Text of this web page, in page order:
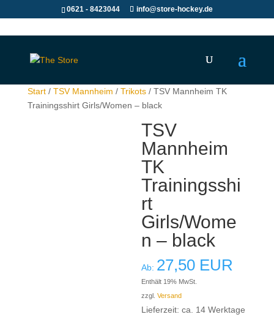
0621 - 8423044 info@store-hockey.de
Start/ TSV Mannheim / Trikots/ TSV Mannheim TK
Trainingsshirt Girls/Women – black
TSV
Mannheim
TK
Trainingsshi
rt
Girls/Wome
n – black
Ab: 27,50 EUR
Enthält 19% MwSt.
zzgl.Versand
Lieferzeit: ca. 14 Werktage